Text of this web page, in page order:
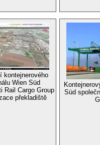
kontejnerového
Wien Süd
Rail Cargo Group
překladiště
Süd